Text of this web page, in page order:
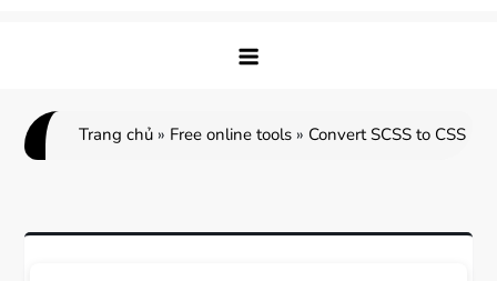
Trang chủ » Free online tools » Convert SCSS to CSS